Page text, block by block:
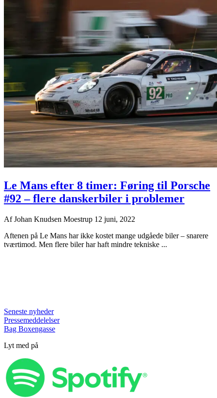
Le Mans efter 8 timer: Føring til Porsche
#92 – flere danskerbiler i problemer
AfJohan Knudsen Moestrup 12 juni, 2022
Aftenen på Le Mans har ikke kostet mange udgåede biler – snarere
tværtimod. Men flere biler har haft mindre tekniske ...
Seneste nyheder
Pressemeddelelser
Bag Boxengasse
Lyt med på